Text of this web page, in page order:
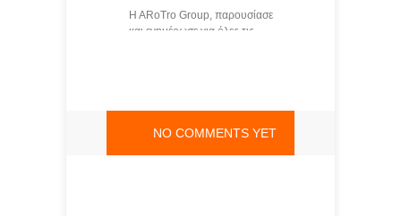
H ARoTro Group, παρουσίασε
και ενημέρωσε για όλες τις...
NO COMMENTS YET